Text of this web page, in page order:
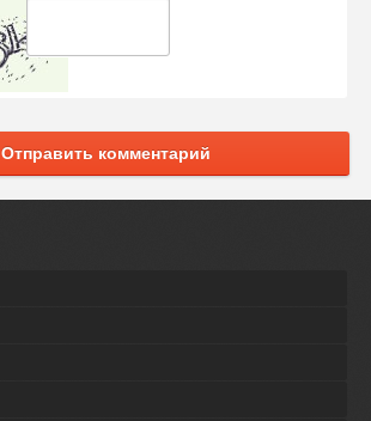
Отправить комментарий